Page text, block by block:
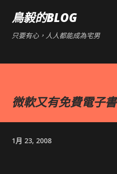
鳥毅的BLOG
只要有心，人人都能成為宅男
微軟又有免費電子書
1月 23, 2008